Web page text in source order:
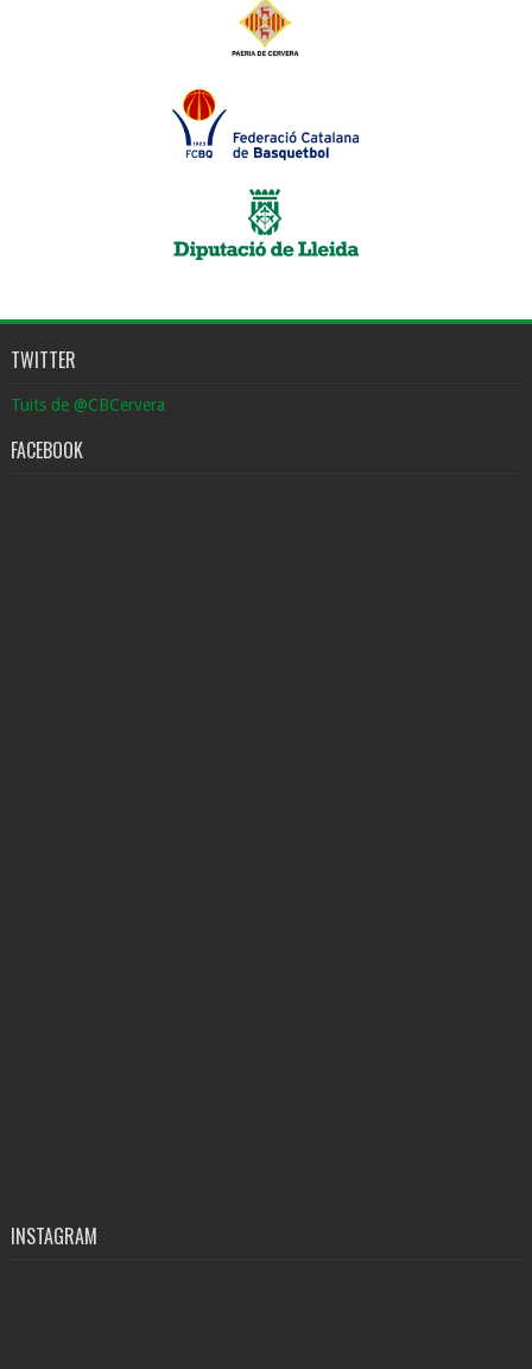
TWITTER
Tuits de @CBCervera
FACEBOOK
INSTAGRAM